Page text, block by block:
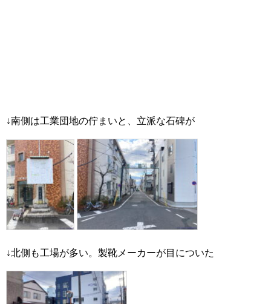
↓南側は工業団地の佇まいと、立派な石碑が
↓北側も工場が多い。製靴メーカーが目についた